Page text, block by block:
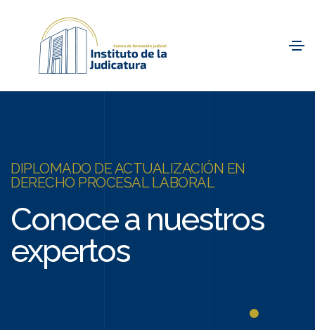
DIPLOMADO DE ACTUALIZACIÓN EN
DERECHO PROCESAL LABORAL
Conoce a nuestros
expertos